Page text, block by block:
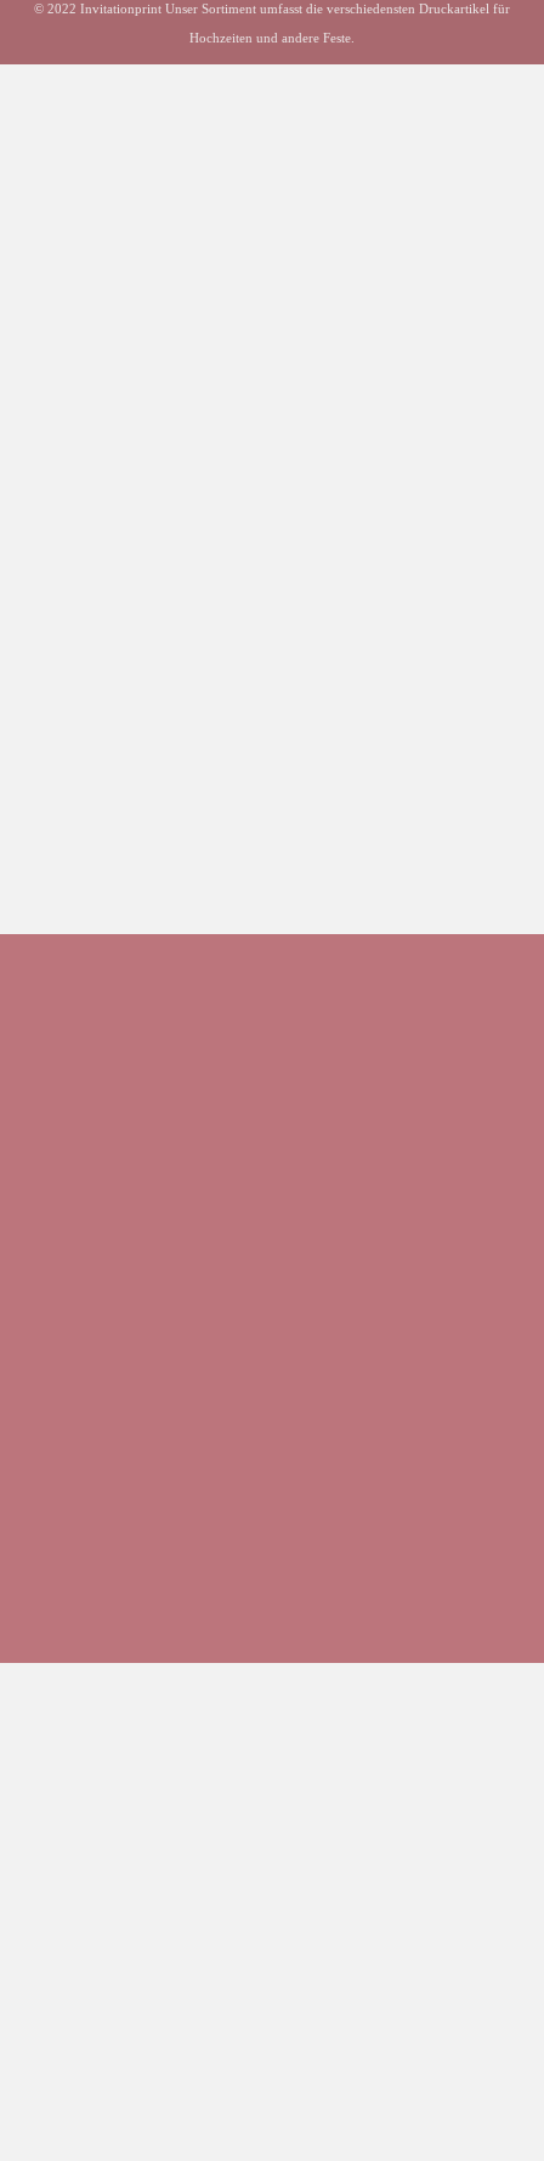
© 2022 Invitationprint Unser Sortiment umfasst die verschiedensten Druckartikel für
Hochzeiten und andere Feste.